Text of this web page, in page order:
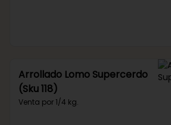
Arrollado Lomo Supercerdo
(Sku 118)
Venta por 1/4 kg.